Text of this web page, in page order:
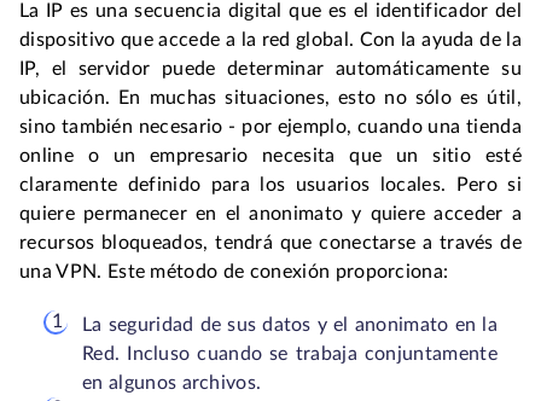
La IP es una secuencia digital que es el identificador del
dispositivo que accede a la red global. Con la ayuda de la
IP, el servidor puede determinar automáticamente su
ubicación. En muchas situaciones, esto no sólo es útil,
sino también necesario - por ejemplo, cuando una tienda
online o un empresario necesita que un sitio esté
claramente definido para los usuarios locales. Pero si
quiere permanecer en el anonimato y quiere acceder a
recursos bloqueados, tendrá que conectarse a través de
una VPN. Este método de conexión proporciona:
La seguridad de sus datos y el anonimato en la
Red. Incluso cuando se trabaja conjuntamente
en algunos archivos.